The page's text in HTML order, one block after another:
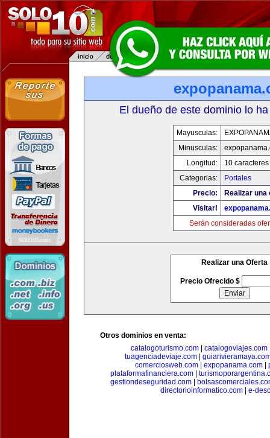
El dueño de este dominio lo
Mayusculas:
Minusculas:
Longitud:
10 caracteres
Categorias:
Portales
Precio:
Realizar una
Visitar!
Serán consideradas
Realizar una Oferta
Precio Ofrecido $
Otros dominios en venta:
catalogoturismo.com
catalogoviajes.com
tuagenciadeviaje.com|
comerciosweb.com
expopanama.com
plataformafinanciera.com
gestiondeseguridad.com
directorioinformatico.com
e-